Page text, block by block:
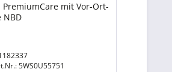
PremiumCare mit Vor-Ort-
NBD
5WS0U55751